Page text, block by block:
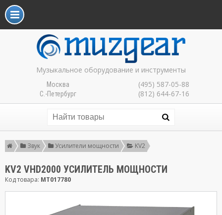
Музыкальное оборудование и инструменты
Москва (495) 587-05-88
С.-Петербург (812) 644-67-16
Звук Усилители мощности KV2
KV2 VHD2000 УСИЛИТЕЛЬ МОЩНОСТИ
Код товара: MT017780